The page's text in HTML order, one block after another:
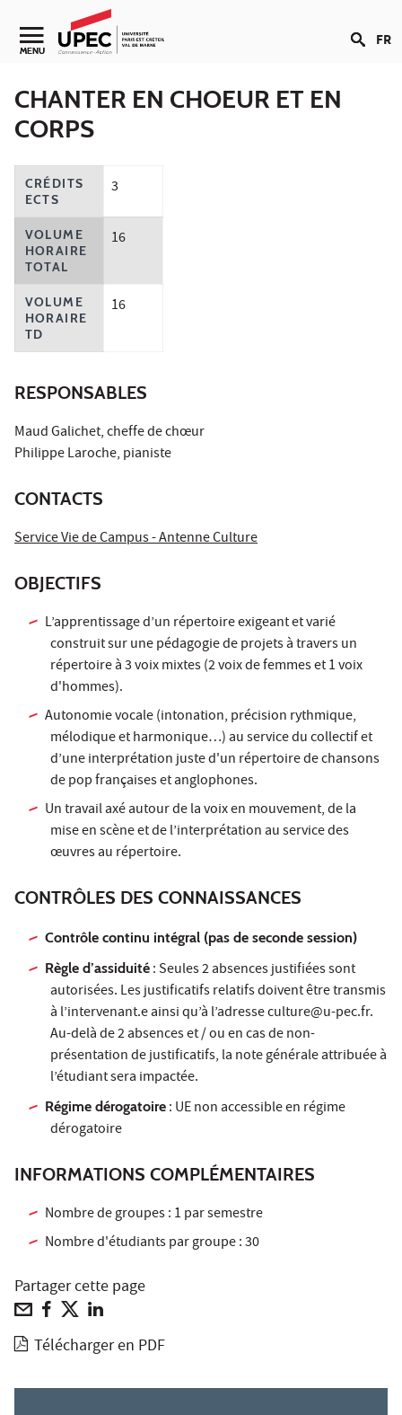
Aller au contenu
Navigation secondaire
MENU FR
CHANTER EN CHOEUR ET EN
CORPS
CRÉDITS
ECTS
3
VOLUME
HORAIRE
TOTAL
16
VOLUME
HORAIRE
TD
16
RESPONSABLES
Maud Galichet, cheffe de chœur
Philippe Laroche, pianiste
CONTACTS
Service Vie de Campus - Antenne Culture
OBJECTIFS
L’apprentissage d’un répertoire exigeant et varié
construit sur une pédagogie de projets à travers un
répertoire à 3 voix mixtes (2 voix de femmes et 1 voix
d'hommes).
Autonomie vocale (intonation, précision rythmique,
mélodique et harmonique…) au service du collectif et
d’une interprétation juste d'un répertoire de chansons
de pop françaises et anglophones.
Un travail axé autour de la voix en mouvement, de la
mise en scène et de l’interprétation au service des
œuvres au répertoire.
CONTRÔLES DES CONNAISSANCES
Contrôle continu intégral (pas de seconde session)
Règle d’assiduité : Seules 2 absences justifiées sont
autorisées. Les justificatifs relatifs doivent être transmis
à l’intervenant.e ainsi qu’à l’adresse culture@u-pec.fr.
Au-delà de 2 absences et / ou en cas de non-
présentation de justificatifs, la note générale attribuée à
l’étudiant sera impactée.
Régime dérogatoire : UE non accessible en régime
dérogatoire
INFORMATIONS COMPLÉMENTAIRES
Nombre de groupes : 1 par semestre
Nombre d'étudiants par groupe : 30
Partager cette page
Télécharger en PDF